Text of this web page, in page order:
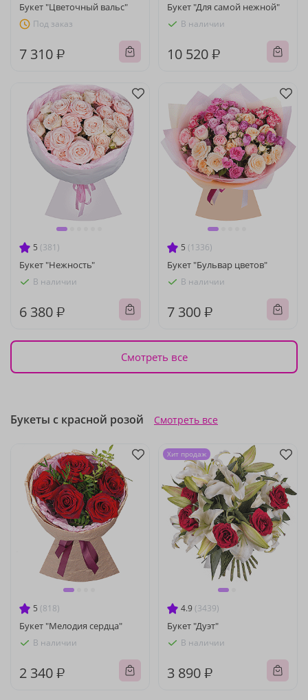
Букет "Цветочный вальс"
Под заказ
7 310 ₽
Букет "Для самой нежной"
В наличии
10 520 ₽
5 (381)
Букет "Нежность"
В наличии
6 380 ₽
5 (1336)
Букет "Бульвар цветов"
В наличии
7 300 ₽
Смотреть все
Букеты с красной розой Смотреть все
5 (818)
Букет "Мелодия сердца"
В наличии
2 340 ₽
4.9 (3439)
Букет "Дуэт"
В наличии
3 890 ₽
Хит продаж